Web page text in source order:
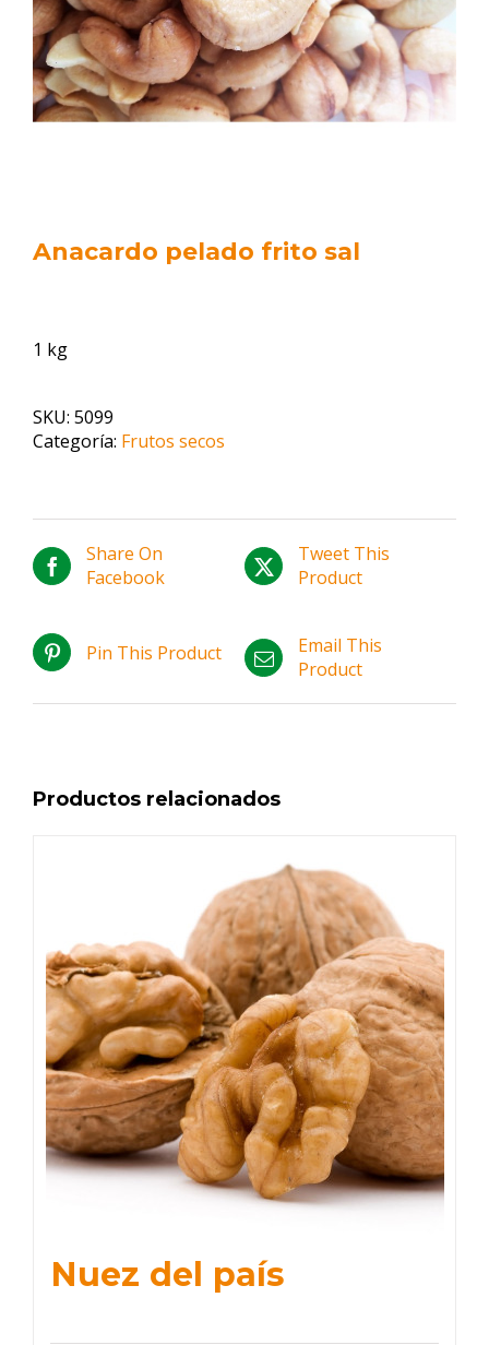
Anacardo pelado frito sal
1 kg
SKU: 5099
Categoría: Frutos secos
Share On
Facebook
Tweet This
Product
Pin This Product
Email This
Product
Productos relacionados
Nuez del país